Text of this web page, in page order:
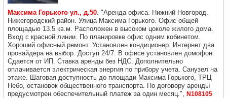
Максима Горького ул., д.50. "Аренда офиса. Нижний Новгород.
Нижегородский район. Улица Максима Горького. Офис общей
площадью 13.5 кв.м. Расположен в высоком цоколе жилого дома.
Вход с красной линии. По планировке офис одним кобинетом.
Хороший офисный ремонт. Установлен кондиционер. Интернет два
провайдера на выбор. Доступ 24/7. В офисе установлен домофон.
Сдается от ИП. Ставка аренды без НДС. Дополнительно
оплачивается электрическая энергия по прибору учета. Санузел на
этаже. Шаговая доступность до площади Максима Горького, ТРЦ
Небо, остановок общественного транспорта. По договору аренды
предусмотрен обеспечительный платеж за один месяц.", N108105